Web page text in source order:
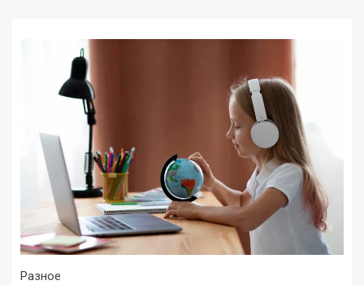
Разное